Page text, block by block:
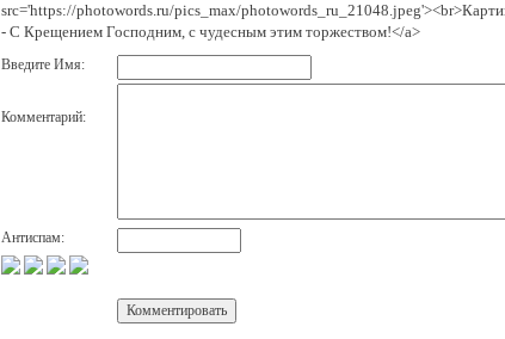
src='https://photowords.ru/pics_max/
- С Крещением Господним, с чудесным этим торжеством!</a>
Введите Имя:
Комментарий:
Антиспам: